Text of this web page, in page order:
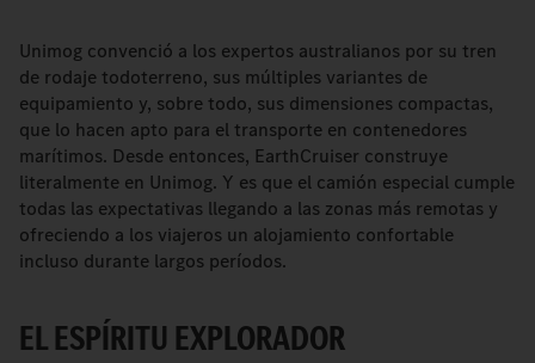
Unimog convenció a los expertos australianos por su tren
de rodaje todoterreno, sus múltiples variantes de
equipamiento y, sobre todo, sus dimensiones compactas,
que lo hacen apto para el transporte en contenedores
marítimos. Desde entonces, EarthCruiser construye
literalmente en Unimog. Y es que el camión especial cumple
todas las expectativas llegando a las zonas más remotas y
ofreciendo a los viajeros un alojamiento confortable
incluso durante largos períodos.
EL ESPÍRITU EXPLORADOR